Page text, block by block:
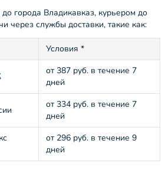
города Владикавказ, курьером до
через службы доставки, такие как:
Условия *
от 387 руб. в течение 7
дней
от 334 руб. в течение 7
дней
от 296 руб. в течение 9
дней